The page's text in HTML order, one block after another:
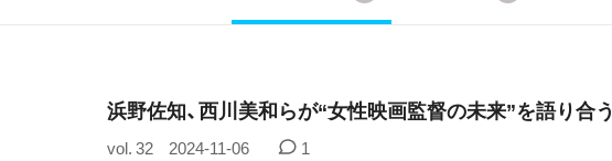
浜野佐知、西川美和らが“女性映画監督の未来”を語り合う
vol. 32 2024-11-06 1